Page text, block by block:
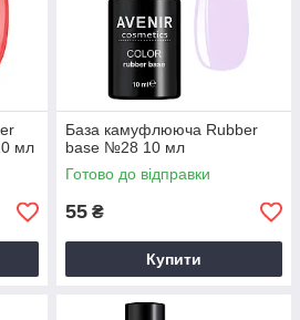
мл
База камуфлююча Rubber
base №28 10 мл
Готово до відправки
55 ₴
Купити